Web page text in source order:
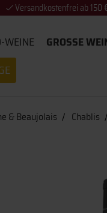
Versandkostenfrei ab 150
WEINE GROSSE
& Beaujolais Chablis